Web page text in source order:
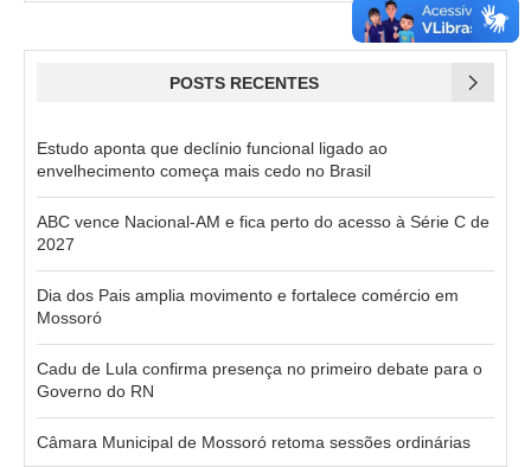
POSTS RECENTES
Estudo aponta que declínio funcional ligado ao
envelhecimento começa mais cedo no Brasil
ABC vence Nacional-AM e fica perto do acesso à Série C de
2027
Dia dos Pais amplia movimento e fortalece comércio em
Mossoró
Cadu de Lula confirma presença no primeiro debate para o
Governo do RN
Câmara Municipal de Mossoró retoma sessões ordinárias